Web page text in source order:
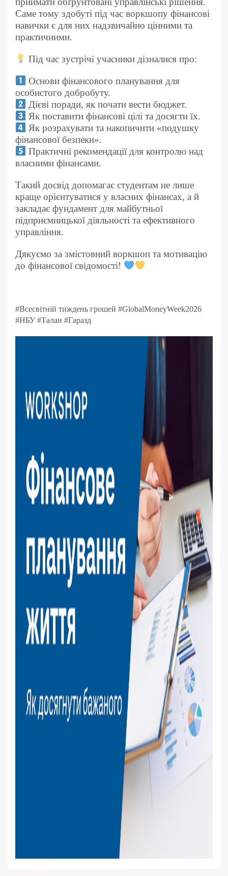
Саме тому здобуті під час воркшопу фінансові
навички є для них надзвичайно цінними та
практичними.
Під час зустрічі учасники дізналися про:
Основи фінансового планування для
особистого добробуту.
Дієві поради, як почати вести бюджет.
Як поставити фінансові цілі та досягти їх.
Як розрахувати та накопичити «подушку
фінансової безпеки».
Практичні рекомендації для контролю над
власними фінансами.
Такий досвід допомагає студентам не лише
краще орієнтуватися у власних фінансах, а й
закладає фундамент для майбутньої
підприємницької діяльності та ефективного
управління.
Дякуємо за змістовний воркшоп та мотивацію
до фінансової свідомості!
#Всесвітній тиждень грошей #GlobalMoneyWeek2026
#НБУ #Талан #Гаразд